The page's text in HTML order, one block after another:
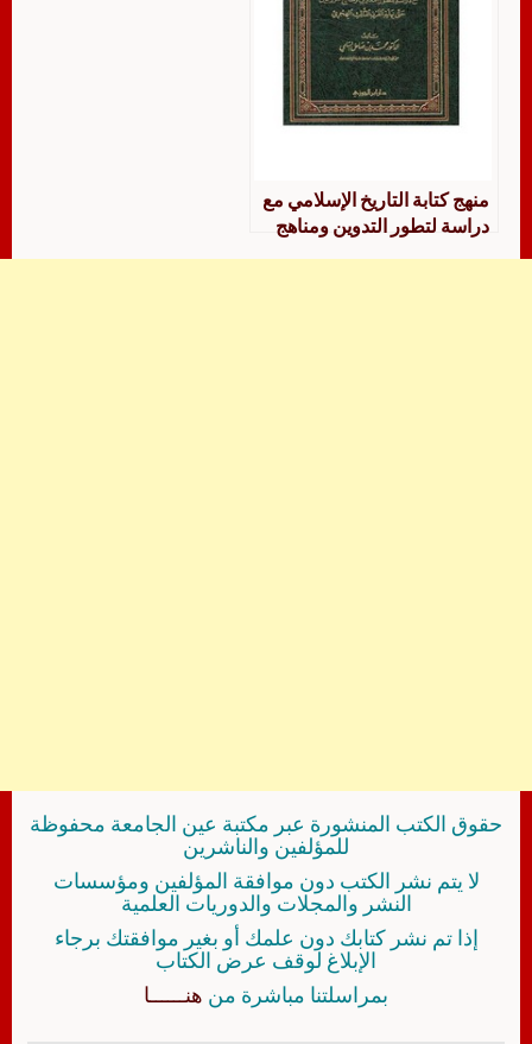
منهج كتابة التاريخ الإسلامي مع
دراسة لتطور التدوين ومناهج
حقوق الكتب المنشورة عبر مكتبة عين الجامعة محفوظة
للمؤلفين والناشرين
لا يتم نشر الكتب دون موافقة المؤلفين ومؤسسات
النشر والمجلات والدوريات العلمية
إذا تم نشر كتابك دون علمك أو بغير موافقتك برجاء
الإبلاغ لوقف عرض الكتاب
بمراسلتنا مباشرة من هنــــــا